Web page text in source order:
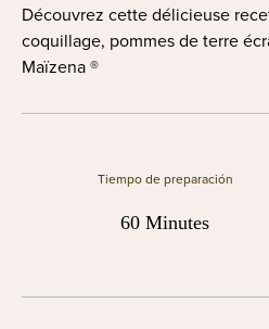
Découvrez cette délicieuse
coquillage, pommes de terre
Maïzena ®
Tiempo de preparación
60 Minutes